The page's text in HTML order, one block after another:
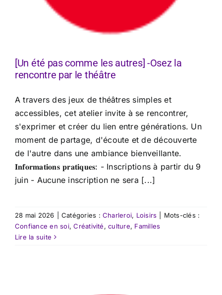
[Un été pas comme les autres] -Osez la
rencontre par le théâtre
A travers des jeux de théâtres simples et
accessibles, cet atelier invite à se rencontrer,
s'exprimer et créer du lien entre générations. Un
moment de partage, d'écoute et de découverte
de l'autre dans une ambiance bienveillante.
𝐈𝐧𝐟𝐨𝐫𝐦𝐚𝐭𝐢𝐨𝐧𝐬 𝐩𝐫𝐚𝐭𝐢𝐪𝐮𝐞𝐬: - Inscriptions à partir du 9
juin - Aucune inscription ne sera [...]
28 mai 2026 Catégories :Charleroi, Loisirs
Mots-clés :
Confiance en soi,Créativité,culture, Familles
Lire la suite